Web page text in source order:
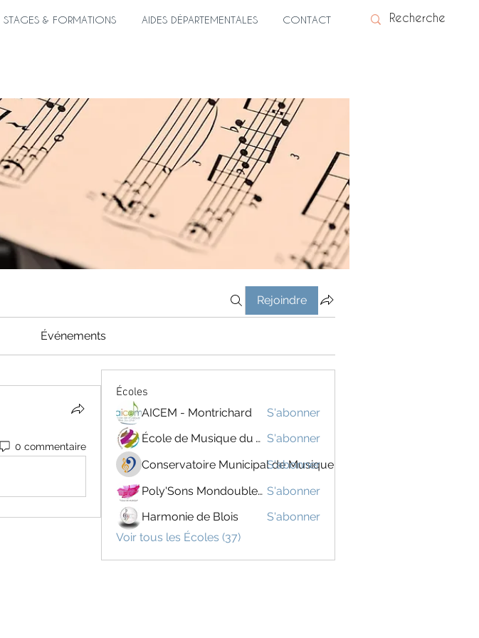
STAGES & FORMATIONS AIDES DÉPARTEMENTALES CONTACT
Rejoindre
Événements
0 commentaire
Écoles
AICEM - Montrichard
S'abonner
École de Musique du Val de Cher S'abonner
Conservatoire Municipal de Musique
S'abonner
Poly'Sons Mondoubleau S'abonner
Harmonie de Blois
S'abonner
Voir tous les Écoles (37)